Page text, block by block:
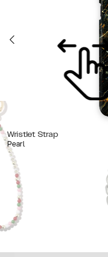
Wristlet Strap
Pearl